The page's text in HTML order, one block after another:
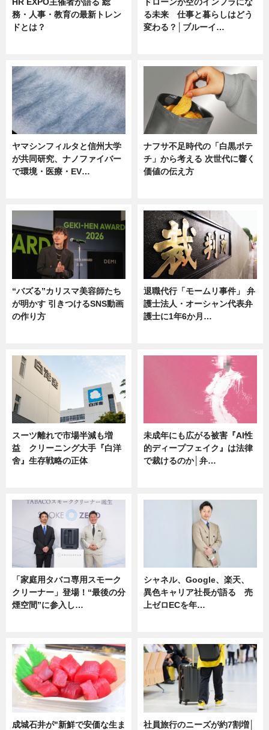
務・人事・教育の最新トレン
ドとは？
る未来 仕事と暮らしはどう
変わる？│ブルーイ…
ヤマシンフィルタと信州大学
が共同研究、ナノファイバー
で環境・医療・EV…
ナフサ不足時代の「白黒ポテ
チ」から考える 次世代に響く
価値の伝え方
“バズる”カリスマ美容師たち
が明かす 引きつけるSNS動画
の作り方
退職代行「モームリ事件」 弁
護士法人・オーシャン代表弁
護士に1年6か月…
スーツ離れで市場半減も増
益 クリーニング大手『白洋
舍』生存戦略の正体
未成年にも広がる被害『AI性
的ディープフェイク』は法律
で裁けるのか│弁…
「家庭用タバコ専用スモーク
クリーナー」登場！“最後の分
煙空間”に参入し…
シャネル、Google、楽天、
異色キャリア社長が語る 売
上ゼロECを年…
成城石井が"新鮮で安価な生ま
社員旅行のニーズが約7割増│